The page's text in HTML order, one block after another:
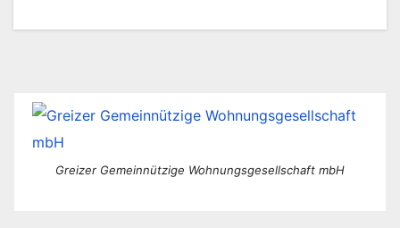
Greizer Gemeinnützige Wohnungsgesellschaft mbH